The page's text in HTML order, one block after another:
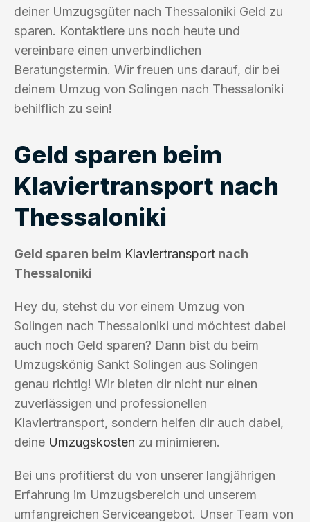
deiner Umzugsgüter nach Thessaloniki Geld zu
sparen. Kontaktiere uns noch heute und
vereinbare einen unverbindlichen
Beratungstermin. Wir freuen uns darauf, dir bei
deinem Umzug von Solingen nach Thessaloniki
behilflich zu sein!
Geld sparen beim
Klaviertransport nach
Thessaloniki
Geld sparen beim Klaviertransport nach
Thessaloniki
Hey du, stehst du vor einem Umzug von
Solingen nach Thessaloniki und möchtest dabei
auch noch Geld sparen? Dann bist du beim
Umzugskönig Sankt Solingen aus Solingen
genau richtig! Wir bieten dir nicht nur einen
zuverlässigen und professionellen
Klaviertransport, sondern helfen dir auch dabei,
deine Umzugskosten zu minimieren.
Bei uns profitierst du von unserer langjährigen
Erfahrung im Umzugsbereich und unserem
umfangreichen Serviceangebot. Unser Team von